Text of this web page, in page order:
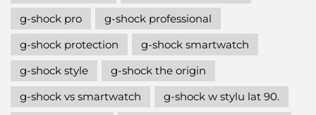
g-shock pro
g-shock professional
g-shock protection
g-shock smartwatch
g-shock style
g-shock the origin
g-shock vs smartwatch
g-shock w stylu lat 90.